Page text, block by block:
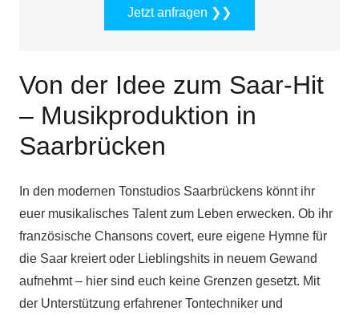
Von der Idee zum Saar-Hit
– Musikproduktion in
Saarbrücken
In den modernen Tonstudios Saarbrückens könnt ihr
euer musikalisches Talent zum Leben erwecken. Ob ihr
französische Chansons covert, eure eigene Hymne für
die Saar kreiert oder Lieblingshits in neuem Gewand
aufnehmt – hier sind euch keine Grenzen gesetzt. Mit
der Unterstützung erfahrener Tontechniker und
Jetzt anfragen ❯❯